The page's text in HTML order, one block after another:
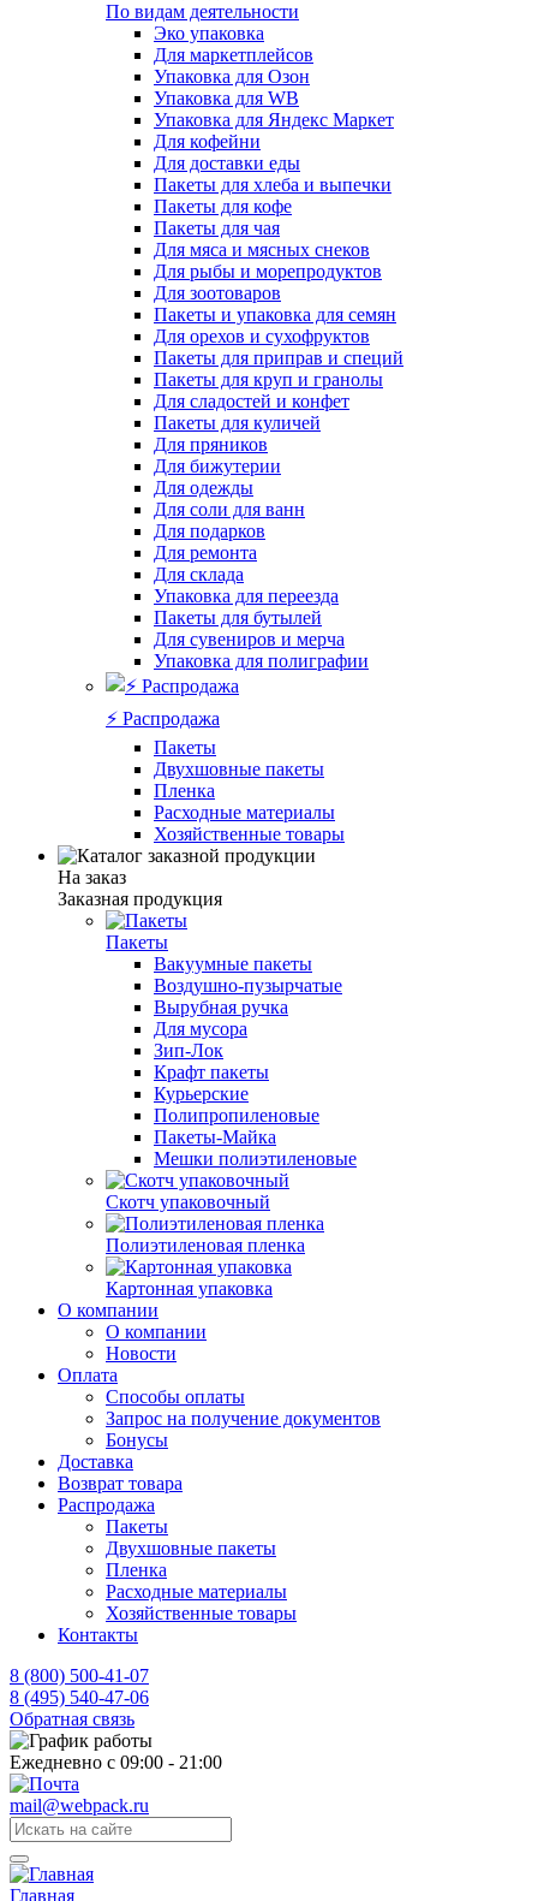
По видам деятельности
Эко упаковка
Для маркетплейсов
Упаковка для Озон
Упаковка для WB
Упаковка для Яндекс Маркет
Для кофейни
Для доставки еды
Пакеты для хлеба и выпечки
Пакеты для кофе
Пакеты для чая
Для мяса и мясных снеков
Для рыбы и морепродуктов
Для зоотоваров
Пакеты и упаковка для семян
Для орехов и сухофруктов
Пакеты для приправ и специй
Пакеты для круп и гранолы
Для сладостей и конфет
Пакеты для куличей
Для пряников
Для бижутерии
Для одежды
Для соли для ванн
Для подарков
Для ремонта
Для склада
Упаковка для переезда
Пакеты для бутылей
Для сувениров и мерча
Упаковка для полиграфии
⚡️ Распродажа
Пакеты
Двухшовные пакеты
Пленка
Расходные материалы
Хозяйственные товары
На заказ
Заказная продукция
Пакеты
Вакуумные пакеты
Воздушно-пузырчатые
Вырубная ручка
Для мусора
Зип-Лок
Крафт пакеты
Курьерские
Полипропиленовые
Пакеты-Майка
Мешки полиэтиленовые
Скотч упаковочный
Полиэтиленовая пленка
Картонная упаковка
О компании
О компании
Новости
Оплата
Способы оплаты
Запрос на получение документов
Бонусы
Доставка
Возврат товара
Распродажа
Пакеты
Двухшовные пакеты
Пленка
Расходные материалы
Хозяйственные товары
Контакты
8 (800) 500-41-07
8 (495) 540-47-06
Обратная связь
Ежедневно с 09:00 - 21:00
mail@webpack.ru
Главная